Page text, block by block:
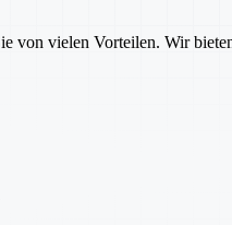
von vielen Vorteilen. Wir